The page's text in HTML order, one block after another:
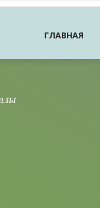
ГЛАВНАЯ